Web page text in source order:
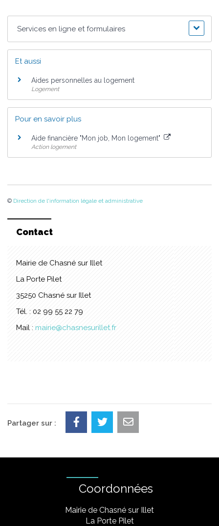
Services en ligne et formulaires
Et aussi
Aides personnelles au logement
Logement
Pour en savoir plus
Aide financière "Mon job, Mon logement"
Action logement
© Direction de l'information légale et administrative
Contact
Mairie de Chasné sur Illet
La Porte Pilet
35250 Chasné sur Illet
Tél. : 02 99 55 22 79
Mail : mairie@chasnesurillet.fr
Partager sur :
Coordonnées
Mairie de Chasné sur Illet
La Porte Pilet